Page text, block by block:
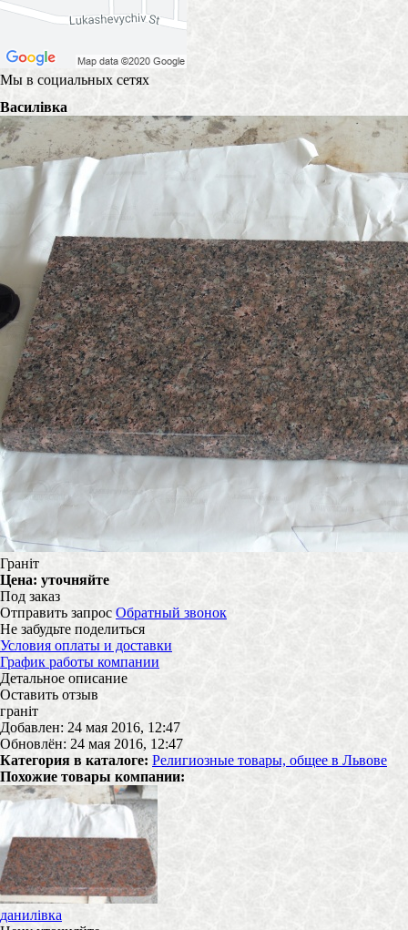
Мы в социальных сетях
Василівка
Граніт
Цена: уточняйте
Под заказ
Отправить запрос Обратный звонок
Не забудьте поделиться
Условия оплаты и доставки
График работы компании
Детальное описание
Оставить отзыв
граніт
Добавлен: 24 мая 2016, 12:47
Обновлён: 24 мая 2016, 12:47
Категория в каталоге: Религиозные товары, общее в Львове
Похожие товары компании:
данилівка